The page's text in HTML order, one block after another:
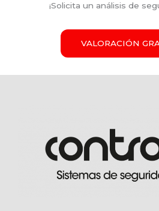
¡Solicita un análisis de
VALORACIÓN